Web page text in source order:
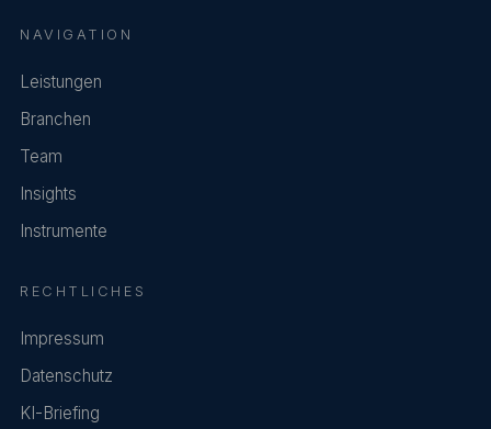
NAVIGATION
Leistungen
Branchen
Team
Insights
Instrumente
RECHTLICHES
Impressum
Datenschutz
KI-Briefing